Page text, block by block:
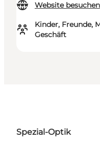
Website besuchen
Kinder, Freunde,
Geschäft
Spezial-Optik